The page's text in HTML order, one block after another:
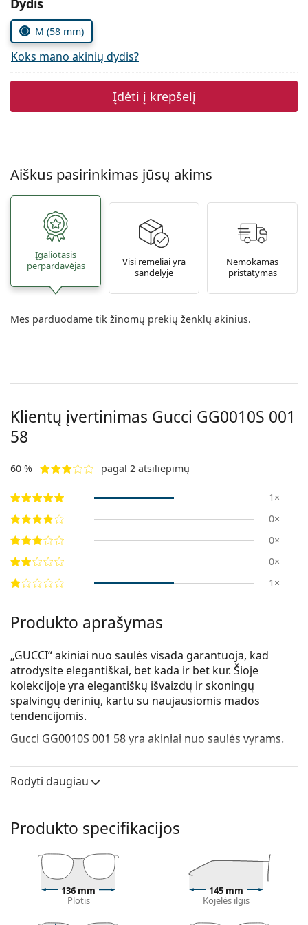
Persol
Prada
Atraskite visus
Pasirinkite parametrus
M (58 mm)
Koks mano akinių dydis?
Įdėti į krepšelį
Aiškus pasirinkimas jūsų akims
Įgaliotasis
perpardavėjas
Visi rėmeliai yra
sandėlyje
Nemokamas
pristatymas
Mes parduodame tik žinomų prekių ženklų akinius.
Klientų įvertinimas Gucci GG0010S 001
58
60 % pagal 2 atsiliepimų
1×
0×
0×
0×
1×
Produkto aprašymas
„GUCCI“ akiniai nuo saulės visada garantuoja, kad
atrodysite elegantiškai, bet kada ir bet kur. Šioje
kolekcijoje yra elegantiškų išvaizdų ir skoningų
spalvingų derinių, kartu su naujausiomis mados
tendencijomis.
Gucci GG0010S 001 58yra akiniai nuo saulės vyrams.
naudodami Lentiamo virtualaus matavimosi funkciją.
Juoda rėmelio spalva puikiai tinka šaltam odos
atspalviui ir šviesiems, šviesiai rudiems ar juodiems
plaukams.
Kvadratiniai saulės akinių rėmeliaiyra puikus
pasirinkimas apvalios, ovalios ar trikampės veido
formos žmonėms.
Rodyti daugiau
Produkto specifikacijos
136 mm
Plotis
145 mm
Kojelės ilgis